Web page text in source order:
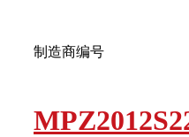
制造商编号